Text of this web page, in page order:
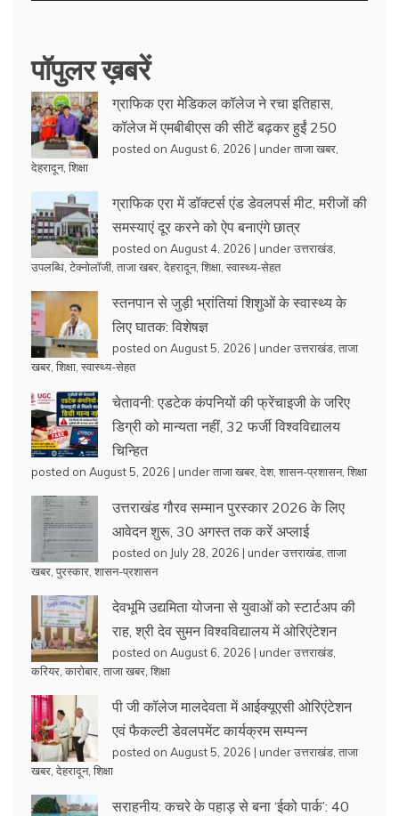
पॉपुलर ख़बरें
ग्राफिक एरा मेडिकल कॉलेज ने रचा इतिहास,
कॉलेज में एमबीबीएस की सीटें बढ़कर हुईं 250
posted on August 6, 2026 | underताजा खबर
देहरादून, शिक्षा
ग्राफिक एरा में डॉक्टर्स एंड डेवलपर्स मीट, मरीजों की
समस्याएं दूर करने को ऐप बनाएंगे छात्र
posted on August 4, 2026 | underउत्तराखंड
उपलब्धि टेक्नोलॉजी ताजा खबर देहरादून, शिक्षा स्वास्थ्य-सेहत
स्तनपान से जुड़ी भ्रांतियां शिशुओं के स्वास्थ्य के
लिए घातक: विशेषज्ञ
posted on August 5, 2026 | underउत्तराखंड ताजा
खबर शिक्षा स्वास्थ्य-सेहत
चेतावनी: एडटेक कंपनियों की फ्रेंचाइजी के जरिए
डिग्री को मान्यता नहीं, 32 फर्जी विश्वविद्यालय
चिन्हित
posted on August 5, 2026 | underताजा खबर देश, शासन-प्रशासन, शिक्षा
उत्तराखंड गौरव सम्मान पुरस्कार 2026 के लिए
आवेदन शुरू, 30 अगस्त तक करें अप्लाई
posted on July 28, 2026 | underउत्तराखंड ताजा
खबर पुरस्कार शासन-प्रशासन
देवभूमि उद्यमिता योजना से युवाओं को स्टार्टअप की
राह, श्री देव सुमन विश्वविद्यालय में ओरिएंटेशन
posted on August 6, 2026 | underउत्तराखंड
करियर कारोबार ताजा खबर शिक्षा
पी जी कॉलेज मालदेवता में आईक्यूएसी ओरिएंटेशन
एवं फैकल्टी डेवलपमेंट कार्यक्रम सम्पन्न
posted on August 5, 2026 | underउत्तराखंड ताजा
खबर देहरादून, शिक्षा
सराहनीय: कचरे के पहाड़ से बना ‘ईको पार्क’: 40